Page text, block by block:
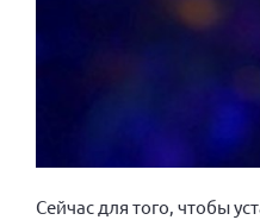
Сейчас для того, чтобы